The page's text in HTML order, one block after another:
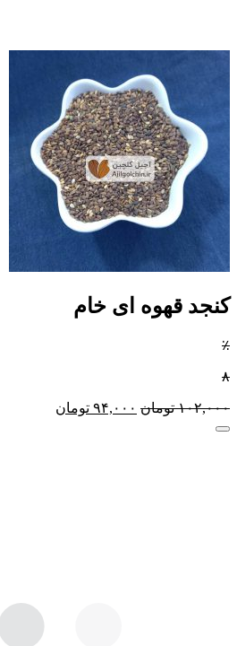
کنجد قهوه ای خام
٪
۸
۱۰۲,۰۰۰ تومان ۹۴,۰۰۰ تومان